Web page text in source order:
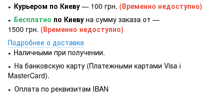
● Курьером по Киеву — 100 грн. (Временно недоступно)
● Бесплатно по Киеву на сумму заказа от —
1500 грн. (Временно недоступно)
Подробнее о доставке
● Наличными при получении.
● На банковскую карту (Платежными картами Visa і
MasterCard).
● Оплата по реквизитам IBAN